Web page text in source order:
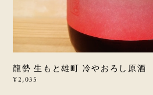
龍勢 生もと雄町 冷やおろし原
¥2,035